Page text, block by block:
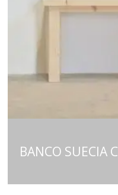
BANCO SUECIA C